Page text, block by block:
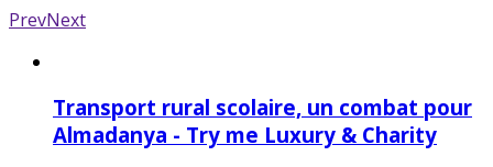
PrevNext
Transport rural scolaire, un combat pour
Almadanya - Try me Luxury & Charity